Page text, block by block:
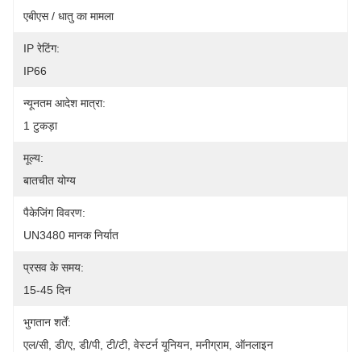
एबीएस / धातु का मामला
IP रेटिंग:
IP66
न्यूनतम आदेश मात्रा:
1 टुकड़ा
मूल्य:
बातचीत योग्य
पैकेजिंग विवरण:
UN3480 मानक निर्यात
प्रसव के समय:
15-45 दिन
भुगतान शर्तें:
एल/सी, डी/ए, डी/पी, टी/टी, वेस्टर्न यूनियन, मनीग्राम, ऑनलाइन